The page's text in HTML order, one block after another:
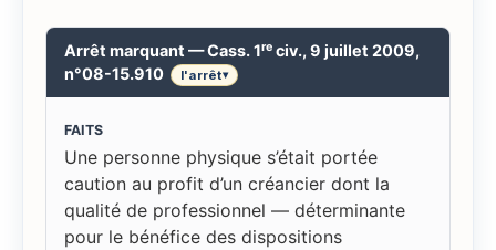
Arrêt marquant — Cass. 1re civ., 9 juillet 2009,
n°08-15.910
l'arrêt▾
FAITS
Une personne physique s’était portée
caution au profit d’un créancier dont la
qualité de professionnel — déterminante
pour le bénéfice des dispositions